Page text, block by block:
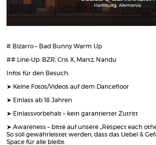
# Bizarro – Bad Bunny Warm Up
## Line-Up: BZR, Cris X, Martz, Nandu
Infos für den Besuch:
➤ Keine Fotos/Videos auf dem Dancefloor
➤ Einlass ab 18 Jahren
➤ Einlassvorbehalt – kein garantierter Zutritt
➤ Awareness – bitte auf unsere „Respect each
So soll gewährleistet werden, dass das Uebel &
Space für alle bleibt.